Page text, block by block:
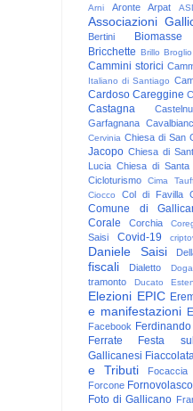
Arni Aronte Arpat
Associazioni
Bertini Biomasse
Bricchette Brillo Broglio
Cammini storici
Italiano di Santiago
Cardoso Careggine
Castagna
Garfagnana
Cervinia Chiesa di San
Jacopo Chiesa di
Lucia Chiesa di Santa
Cicloturismo
Cima
Ciocco
Col di Favilla
Comune di
Corale Corchia
Saisi
Covid-19
Daniele Saisi
fiscali
Dialetto
tramonto
Ducato
Elezioni EPIC
e manifestazioni
Facebook
Ferrate Festa
Gallicanesi Fiaccolata
e Tributi
Focaccia
Forcone Fornovolasco
Foto di Gallicano